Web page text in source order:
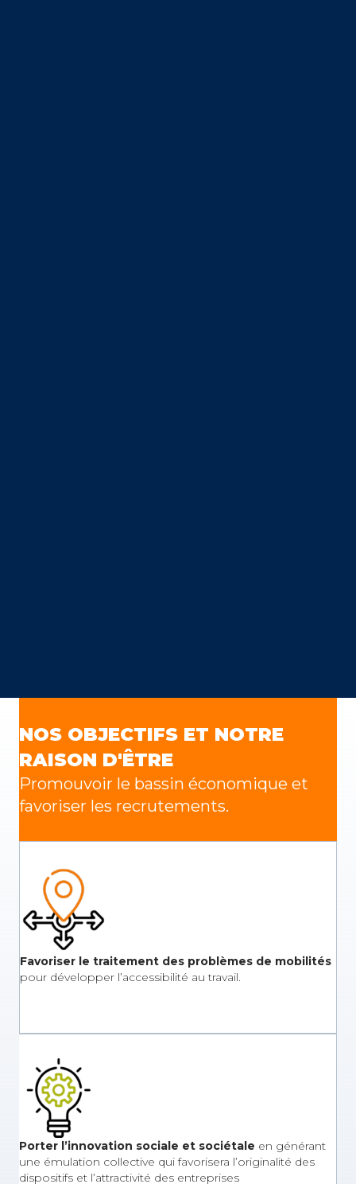
NOS OBJECTIFS ET NOTRE
RAISON D'ÊTRE
Promouvoir le bassin économique et
favoriser les recrutements.
Favoriser le traitement des problèmes de mobilités
pour développer l’accessibilité au travail.
Porter l’innovation sociale et sociétale en générant
une émulation collective qui favorisera l’originalité des
dispositifs et l’attractivité des entreprises